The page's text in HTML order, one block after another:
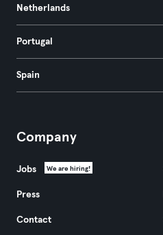
Netherlands
Portugal
Spain
Company
Jobs We are hiring!
Press
Contact